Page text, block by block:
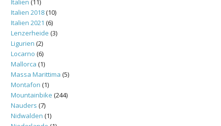
Italien 2018(10)
Italien 2021 (6)
Lenzerheide (3)
Ligurien (2)
Locarno (6)
Mallorca (1)
Massa Marittima (5)
Montafon (1)
Mountainbike (244)
Nauders (7)
Nidwalden (1)